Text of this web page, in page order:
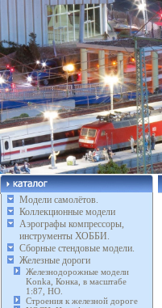
Модели самолётов.
Коллекционные модели
Аэрографы компрессоры,
инструменты ХОББИ.
Сборные стендовые модели.
Железные дороги
Железнодорожные модели
Konka, Конка, в масштабе
1:87, HO.
Строения к железной дороге